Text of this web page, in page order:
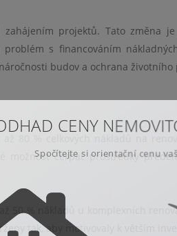
projektů. Tato změna
s financováním
budov a ochrana životního
80 % celkových nákladů na
čerpat prostředky
50 % nákladů u komplexních
tak, aby motivovaly k větším
CENY
Spočítejte si orientační cenu